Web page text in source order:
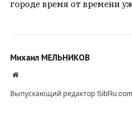
городе время от времени
Михаил МЕЛЬНИКОВ
Website
Выпускающий редактор